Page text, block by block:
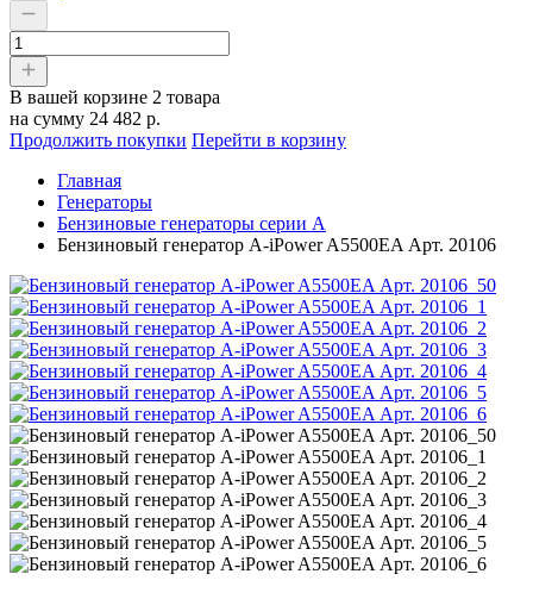
В вашей корзине 2 товара
на сумму 24 482 р.
Продолжить покупки Перейти в корзину
Главная
Генераторы
Бензиновые генераторы серии A
Бензиновый генератор A-iPower A5500EA Арт. 20106